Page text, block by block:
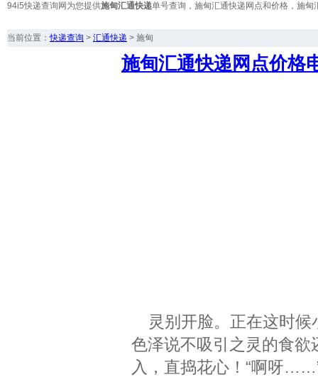
94i5快递查询网为您提供施甸汇通快递单号查询，施甸汇通快递网点和价格，施
当前位置：快递查询 > 汇通快递 > 施甸
施甸汇通快递网点价格
灵别开脸。正在这时候
色泽说不吸引之灵的食
入，直捣花心！“啊呀